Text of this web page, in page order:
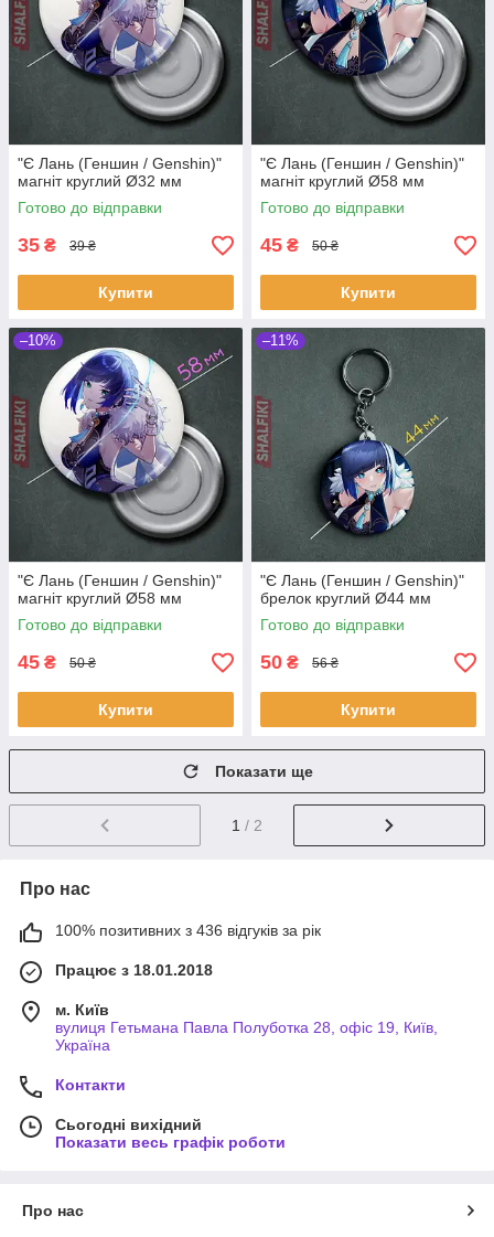
"Є Лань (Геншин / Genshin)"
магніт круглий Ø32 мм
Готово до відправки
35 ₴ 39 ₴
Купити
"Є Лань (Геншин / Genshin)"
магніт круглий Ø58 мм
Готово до відправки
45 ₴ 50 ₴
Купити
–10%
"Є Лань (Геншин / Genshin)"
магніт круглий Ø58 мм
Готово до відправки
45 ₴ 50 ₴
Купити
–11%
"Є Лань (Геншин / Genshin)"
брелок круглий Ø44 мм
Готово до відправки
50 ₴ 56 ₴
Купити
Показати ще
1 / 2
Про нас
100% позитивних з 436 відгуків за рік
Працює з 18.01.2018
м. Київ
вулиця Гетьмана Павла Полуботка 28, офіс 19, Київ,
Україна
Контакти
Сьогодні вихідний
Показати весь графік роботи
Про нас